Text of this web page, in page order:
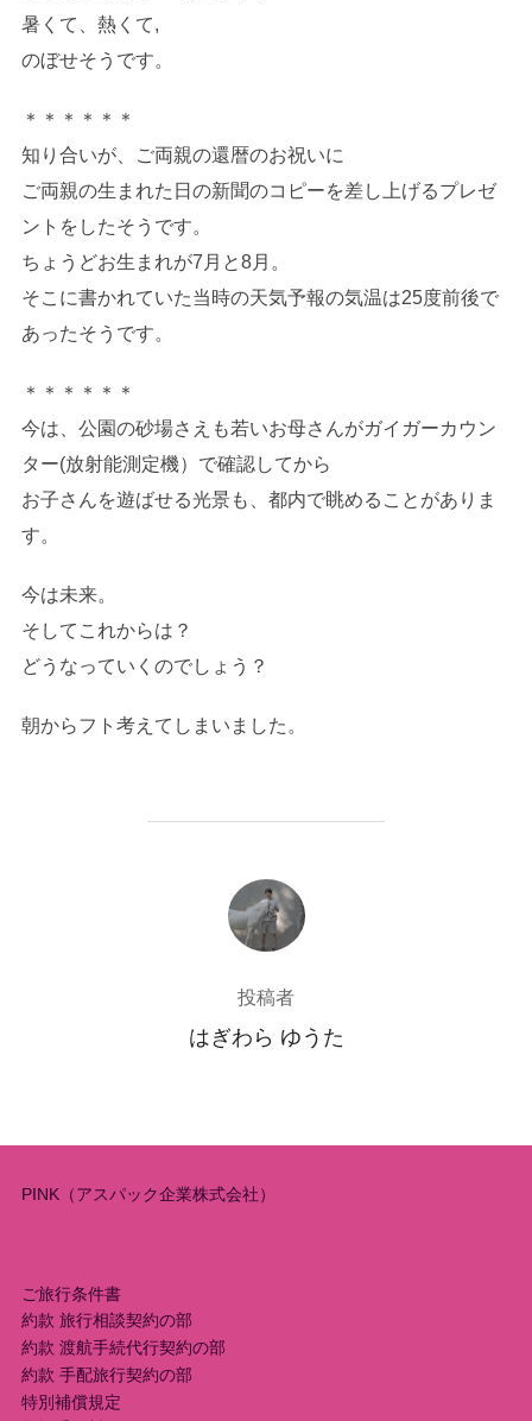
暑くて、熱くて,
のぼせそうです。
＊＊＊＊＊＊
知り合いが、ご両親の還暦のお祝いに
ご両親の生まれた日の新聞のコピーを差し上げるプレゼ
ントをしたそうです。
ちょうどお生まれが7月と8月。
そこに書かれていた当時の天気予報の気温は25度前後で
あったそうです。
＊＊＊＊＊＊
今は、公園の砂場さえも若いお母さんがガイガーカウン
ター(放射能測定機）で確認してから
お子さんを遊ばせる光景も、都内で眺めることがありま
す。
今は未来。
そしてこれからは？
どうなっていくのでしょう？
朝からフト考えてしまいました。
投稿者
投稿者
はぎわら ゆうた
PINK（アスパック企業株式会社）
ご旅行条件書
約款 旅行相談契約の部
約款 渡航手続代行契約の部
約款 手配旅行契約の部
特別補償規定